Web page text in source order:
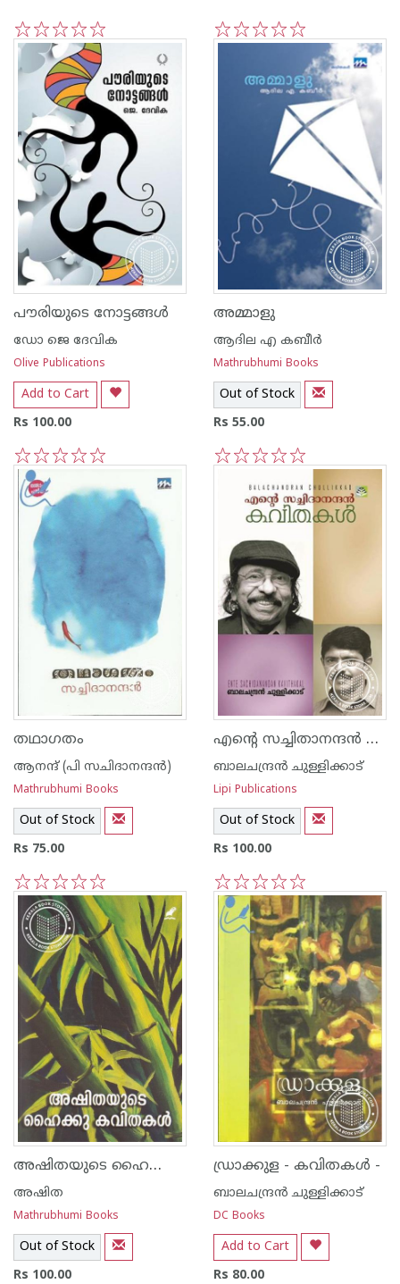
5
4
3
2
1 5
4
3
2
1
പൗരിയുടെ നോട്ടങ്ങള്‍
ഡോ ജെ ദേവിക
Olive Publications
Add to Cart
Rs 100.00
2
1
അമ്മാളു
ആദില എ കബീര്‍
Mathrubhumi Books
Out of Stock
Rs 55.00
തഥാഗതം
ആനന്ദ് (പി സചിദാനന്ദന്‍)
Mathrubhumi Books
Out of Stock
Rs 75.00
5
4
3
2
1
എന്റെ സച്ചിതാനന്ദന്‍ കവിതകള്‍
ബാലചന്ദ്രന്‍ ചുള്ളിക്കാട്
Lipi Publications
Out of Stock
Rs 100.00
5
4
3
2
1
അഷിതയുടെ ഹൈക്കു കവിതകള്‍
അഷിത
Mathrubhumi Books
Out of Stock
Rs 100.00
ഡ്രാക്കുള - കവിതകള്‍ -
ബാലചന്ദ്രന്‍ ചുള്ളിക്കാട്
DC Books
Add to Cart
Rs 80.00